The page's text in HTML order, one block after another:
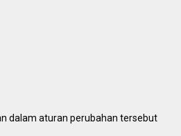
dalam aturan perubahan tersebut